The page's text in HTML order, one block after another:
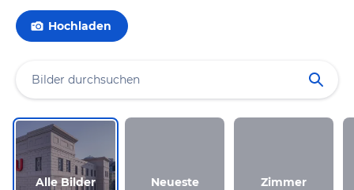
Hochladen
Alle Bilder Neueste Zimmer